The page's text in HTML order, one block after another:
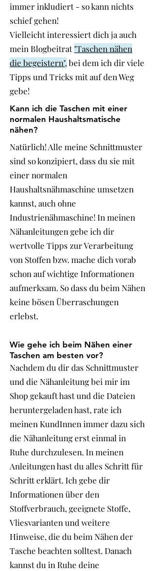
immer inkludiert - so kann nichts
schief gehen!
Vielleicht interessiert dich ja auch
mein Blogbeitrat "Taschen nähen
die begeistern", bei dem ich dir viele
Tipps und Tricks mit auf den Weg
gebe!
Kann ich die Taschen mit einer
normalen Haushaltsmatische
nähen?
Natürlich! Alle meine Schnittmuster
sind so konzipiert, dass du sie mit
einer normalen
Haushaltsnähmaschine umsetzen
kannst, auch ohne
Industrienähmaschine! In meinen
Nähanleitungen gebe ich dir
wertvolle Tipps zur Verarbeitung
von Stoffen bzw. mache dich vorab
schon auf wichtige Informationen
aufmerksam. So dass du beim Nähen
keine bösen Überraschungen
erlebst.
Wie gehe ich beim Nähen einer
Taschen am besten vor?
Nachdem du dir das Schnittmuster
und die Nähanleitung bei mir im
Shop gekauft hast und die Dateien
heruntergeladen hast, rate ich
meinen KundInnen immer dazu sich
die Nähanleitung erst einmal in
Ruhe durchzulesen. In meinen
Anleitungen hast du alles Schritt für
Schritt erklärt. Ich gebe dir
Informationen über den
Stoffverbrauch, geeignete Stoffe,
Vliesvarianten und weitere
Hinweise, die du beim Nähen der
Tasche beachten solltest. Danach
kannst du in Ruhe deine